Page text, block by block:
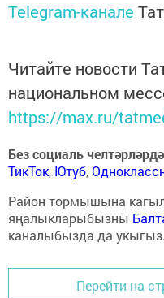
Telegram-канале
Читайте новости
национальном
https://max.ru/
Без социаль челтәрләрдә
ТикТок, Ютуб,
Район тормышына
яңалыкларыбызны
каналыбызда да укыгыз.
Перейти на